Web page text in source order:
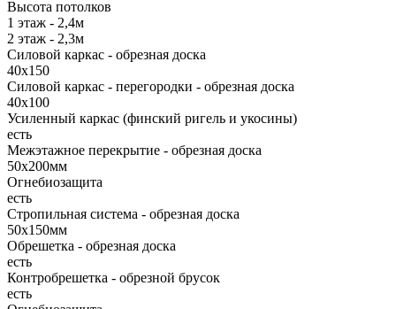
Высота потолков
1 этаж - 2,4м
2 этаж - 2,3м
Силовой каркас - обрезная доска
40х150
Силовой каркас - перегородки - обрезная доска
40х100
Усиленный каркас (финский ригель и укосины)
есть
Межэтажное перекрытие - обрезная доска
50х200мм
Огнебиозащита
есть
Стропильная система - обрезная доска
50х150мм
Обрешетка - обрезная доска
есть
Контробрешетка - обрезной брусок
есть